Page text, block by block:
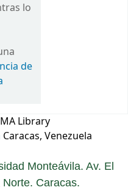
lo
de
Library
Caracas, Venezuela
Monteávila. Av. El
Caracas.